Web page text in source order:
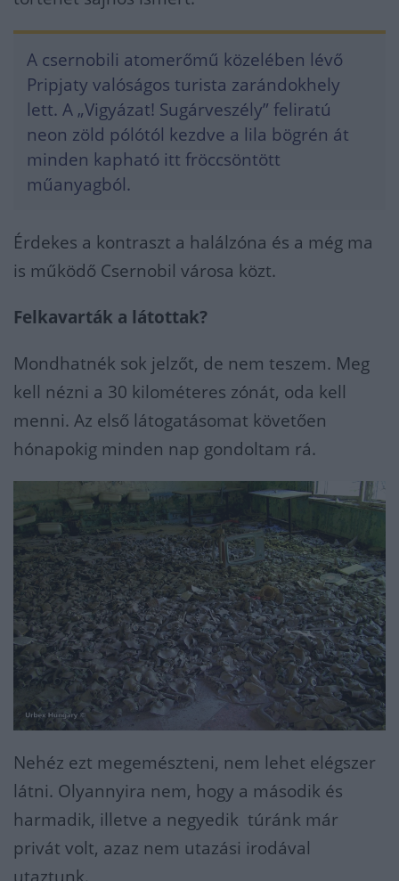
A csernobili atomerőmű közelében lévő
Pripjaty valóságos turista zarándokhely
lett. A „Vigyázat! Sugárveszély” feliratú
neon zöld pólótól kezdve a lila bögrén át
minden kapható itt fröccsöntött
műanyagból.
Érdekes a kontraszt a halálzóna és a még ma
is működő Csernobil városa közt.
Felkavarták a látottak?
Mondhatnék sok jelzőt, de nem teszem. Meg
kell nézni a 30 kilométeres zónát, oda kell
menni. Az első látogatásomat követően
hónapokig minden nap gondoltam rá.
Nehéz ezt megemészteni, nem lehet elégszer
látni. Olyannyira nem, hogy a második és
harmadik, illetve a negyedik túránk már
privát volt, azaz nem utazási irodával